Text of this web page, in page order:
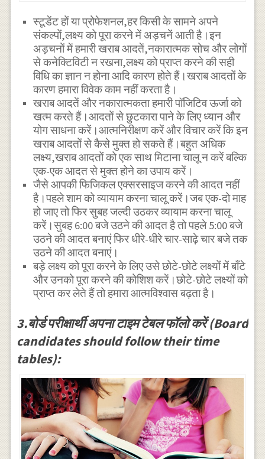
स्टूडेंट हों या प्रोफेशनल,हर किसी के सामने अपने
संकल्पों,लक्ष्य को पूरा करने में अड़चनें आती है।इन
अड़चनों में हमारी खराब आदतें,नकारात्मक सोच और लोगों
से कनेक्टिविटी न रखना,लक्ष्य को प्राप्त करने की सही
विधि का ज्ञान न होना आदि कारण होते हैं।खराब आदतों के
कारण हमारा विवेक काम नहीं करता है।
खराब आदतें और नकारात्मकता हमारी पॉजिटिव ऊर्जा को
खत्म करते हैं।आदतों से छुटकारा पाने के लिए ध्यान और
योग साधना करें।आत्मनिरीक्षण करें और विचार करें कि इन
खराब आदतों से कैसे मुक्त हो सकते हैं।बहुत अधिक
लक्ष्य,खराब आदतों को एक साथ मिटाना चालू न करें बल्कि
एक-एक आदत से मुक्त होने का उपाय करें।
जैसे आपकी फिजिकल एक्सरसाइज करने की आदत नहीं
है।पहले शाम को व्यायाम करना चालू करें।जब एक-दो माह
हो जाए तो फिर सुबह जल्दी उठकर व्यायाम करना चालू
करें।सुबह 6:00 बजे उठने की आदत है तो पहले 5:00 बजे
उठने की आदत बनाएं फिर धीरे-धीरे चार-साढ़े चार बजे तक
उठने की आदत बनाएं।
बड़े लक्ष्य को पूरा करने के लिए उसे छोटे-छोटे लक्ष्यों में बाँटे
और उनको पूरा करने की कोशिश करें।छोटे-छोटे लक्ष्यों को
प्राप्त कर लेते हैं तो हमारा आत्मविश्वास बढ़ता है।
3.बोर्ड परीक्षार्थी अपना टाइम टेबल फॉलो करें (Board
candidates should follow their time
tables):